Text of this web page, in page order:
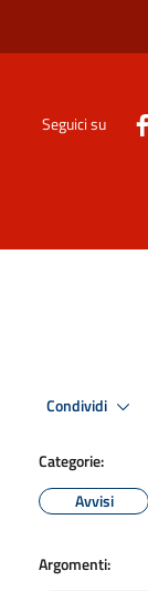
Seguici su
Condividi
Categorie:
Avvisi
Argomenti: